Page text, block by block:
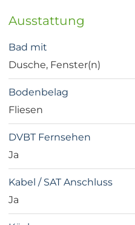
Ausstattung
Bad mit
Dusche, Fenster(n)
Bodenbelag
Fliesen
DVBT Fernsehen
Ja
Kabel / SAT Anschluss
Ja